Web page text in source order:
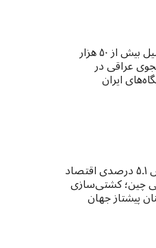
تحصیل بیش از ۵۰ هزار
عراقی در
ایران
جهش ۵.۱ درصدی اقتصاد
چین؛ کشتی‌سازی
پیشتاز جهان